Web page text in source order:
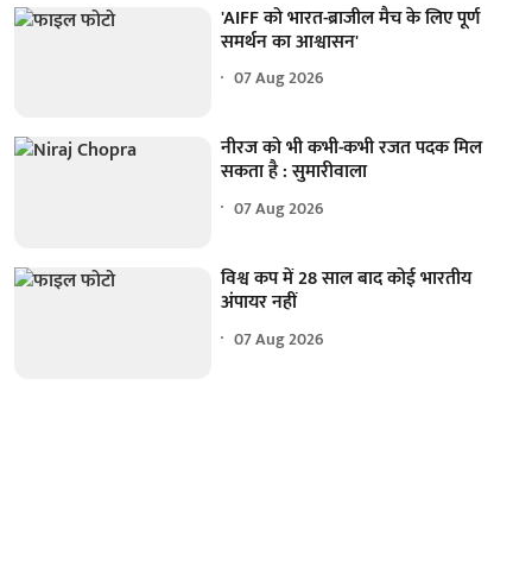
'AIFF को भारत-ब्राजील मैच के लिए पूर्ण
समर्थन का आश्वासन'
07 Aug 2026
नीरज को भी कभी-कभी रजत पदक मिल
सकता है : सुमारीवाला
07 Aug 2026
विश्व कप में 28 साल बाद कोई भारतीय
अंपायर नहीं
07 Aug 2026